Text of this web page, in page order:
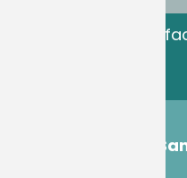
De la feria. Blanco.
Evangelio según